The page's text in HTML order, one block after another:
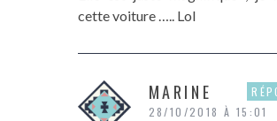
cette voiture ….. Lol
MARINE
28/10/2018 À 15:01